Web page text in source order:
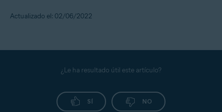
Actualizado el: 02/06/2022
¿Le ha resultado útil este artículo?
SÍ NO